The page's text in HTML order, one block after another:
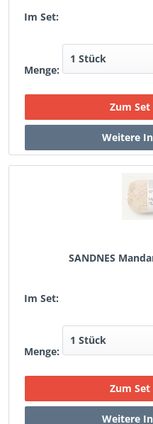
Im Set:
Menge:
SANDNES
Im Set:
Menge: